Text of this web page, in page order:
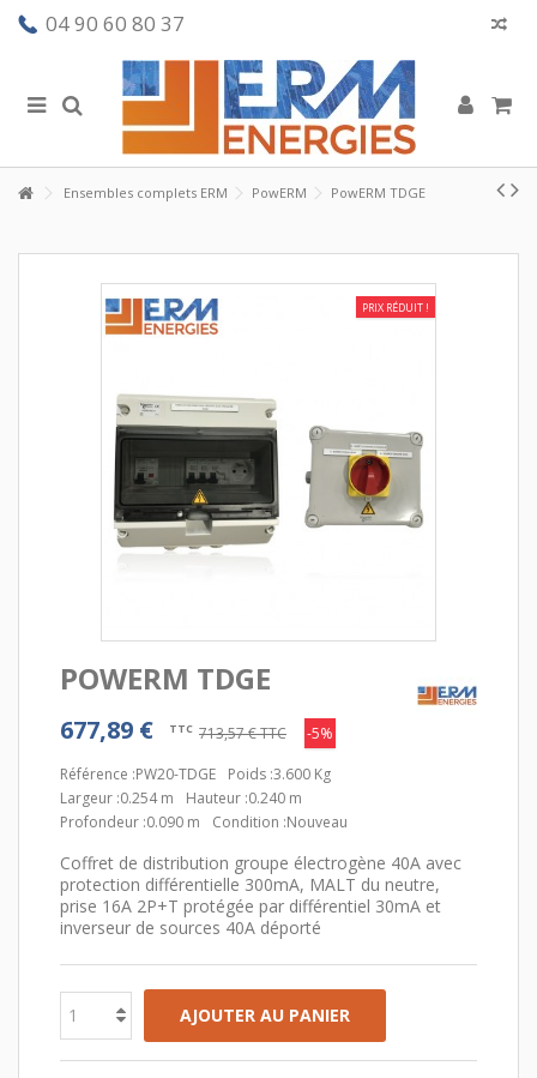
04 90 60 80 37
Ensembles complets ERM PowERM PowERM TDGE
PRIX RÉDUIT !
POWERM TDGE
677,89 € TTC 713,57 €TTC
-5%
Référence :PW20-TDGE Poids :3.600 Kg
Largeur :0.254 m Hauteur :0.240 m
Profondeur :0.090 m Condition :Nouveau
Coffret de distribution groupe électrogène 40A avec
protection différentielle 300mA, MALT du neutre,
prise 16A 2P+T protégée par différentiel 30mA et
inverseur de sources 40A déporté
AJOUTER AU PANIER